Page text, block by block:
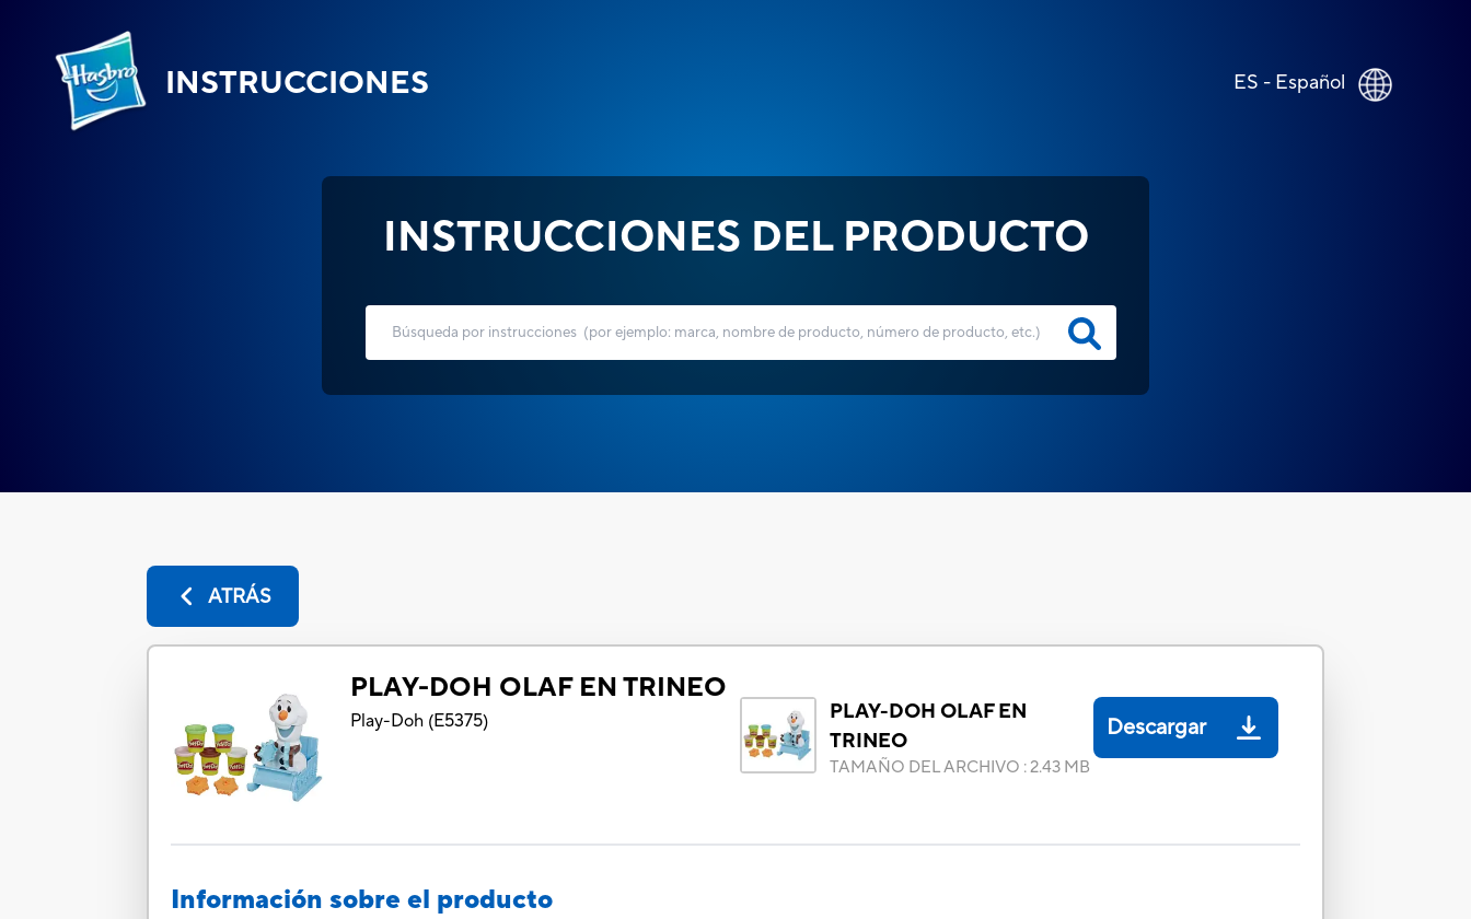
INSTRUCCIONES ES - Español
INSTRUCCIONES DEL PRODUCTO
ATRÁS
PLAY-DOH OLAF EN TRINEO
Play-Doh (E5375)
PLAY-DOH OLAF EN
TRINEO
TAMAÑO DEL ARCHIVO :2.43 MB
Descargar
Información sobre el producto